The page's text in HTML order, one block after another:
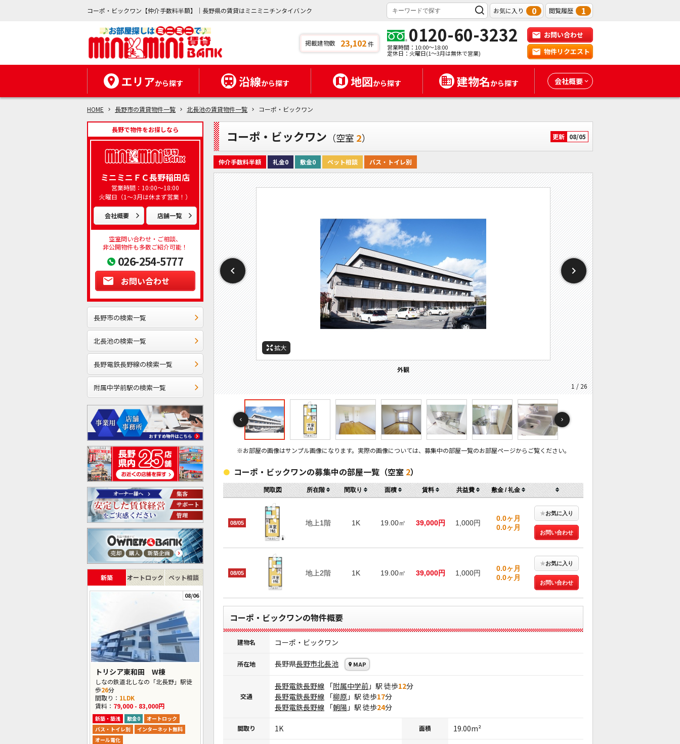
コーポ・ビックワン【仲介手数料半額】｜長野県の賃貸はミニミニチンタイバンク お気に入り 0 閲覧履歴 1
掲載建物数 23,102件 0120-60-3232
営業時間：10:00～18:00
定休日：火曜日(1～3月は無休で営業)
お問い合わせ
物件リクエスト
エリアから探す 沿線から探す 地図から探す 建物名から探す 会社概要
HOME 長野市の賃貸物件一覧 北長池の賃貸物件一覧 コーポ・ビックワン
長野で物件をお探しなら
ミニミニＦＣ長野稲田店
営業時間：10:00～18:00
火曜日（1～3月は休まず営業！）
会社概要 店舗一覧
空室問い合わせ・ご相談、
非公開物件も多数ご紹介可能！
026-254-5777
お問い合わせ
長野市の検索一覧
北長池の検索一覧
長野電鉄長野線の検索一覧
附属中学前駅の検索一覧
新築 オートロック ペット相談
08/06
トリシア東和田 W棟
しなの鉄道北しなの「北長野」駅徒
歩26分
間取り： 1LDK
賃料： 79,000 - 83,000円
新築・築浅 敷金0
オートロック
バス・トイレ別
インターネット無料
オール電化
コーポ・ビックワン （空室 2） 更新 08/05
仲介手数料半額 礼金0 敷金0 ペット相談 バス・トイレ別
拡大
外観
1 / 26
拡大
間取
間取り
拡大
居間
拡大
居間
拡大
キッチン
拡大
キッチン
拡大
キッチン
拡大
寝室
拡大
寝室
拡大
風呂
拡大
風呂
拡大
風呂
拡大
トイレ
拡大
トイレ
拡大
収納
拡大
バルコニー
拡大
設備
エアコン
拡大
設備
拡大
玄関
拡大
その他画像
拡大
その他画像
洗濯機置き場
拡大
セキュリティ
拡大
周辺施設：ホームセンター
拡大
周辺施設：ドラックストア
拡大
周辺施設：コンビニ
拡大
周辺施設：スーパー
※お部屋の画像はサンプル画像になります。実際の画像については、募集中の部屋一覧のお部屋ページからご覧ください。
コーポ・ビックワンの募集中の部屋一覧（空室 2）
間取図 所在階 間取り 面積 賃料 共益費 敷金 / 礼金
08/05 地上1階 1K 19.00㎡ 39,000円 1,000円
0.0ヶ月
0.0ヶ月
★お気に入り
お問い合わせ
08/05 地上2階 1K 19.00㎡ 39,000円 1,000円
0.0ヶ月
0.0ヶ月
★お気に入り
お問い合わせ
コーポ・ビックワンの物件概要
建物名 コーポ・ビックワン
所在地 長野県長野市北長池 MAP
交通
長野電鉄長野線 「附属中学前 」駅 徒歩12分
長野電鉄長野線 「柳原 」駅 徒歩17分
長野電鉄長野線 「朝陽 」駅 徒歩24分
間取り 1K 面積 19.00m²